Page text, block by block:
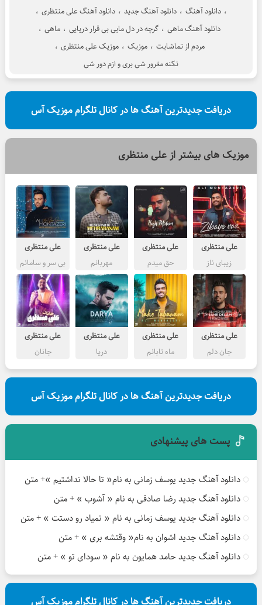
، دانلود آهنگ ، دانلود آهنگ جدید ، دانلود آهنگ علی منتظری ،
دانلود آهنگ ماهی ، گرچه در دل مایی بی قرار دریایی ، ماهی ،
مردم از تماشایت ، موزیک ، موزیک علی منتظری ،
نکنه مغرور شی بری و ازم دور شی
دریافت جدیدترین آهنگ ها در کانال تلگرام موزیک آس
موزیک های بیشتر از علی منتظری
علی منتظری
زیبای ناز
علی منتظری
حق میدم
علی منتظری
مهربانم
علی منتظری
بی سر و سامانم
علی منتظری
جان دلم
علی منتظری
ماه تابانم
علی منتظری
دریا
علی منتظری
جانان
دریافت جدیدترین آهنگ ها در کانال تلگرام موزیک آس
پست های پیشنهادی
دانلود آهنگ جدید یوسف زمانی به نام« تا حالا نداشتیم »+ متن
دانلود آهنگ جدید رضا صادقی به نام « آشوب » + متن
دانلود آهنگ جدید یوسف زمانی به نام « نمیاد رو دستت » + متن
دانلود آهنگ جدید اشوان به نام« وقتشه بری » + متن
دانلود آهنگ جدید حامد همایون به نام « سودای تو » + متن
دریافت جدیدترین آهنگ ها در کانال تلگرام موزیک آس